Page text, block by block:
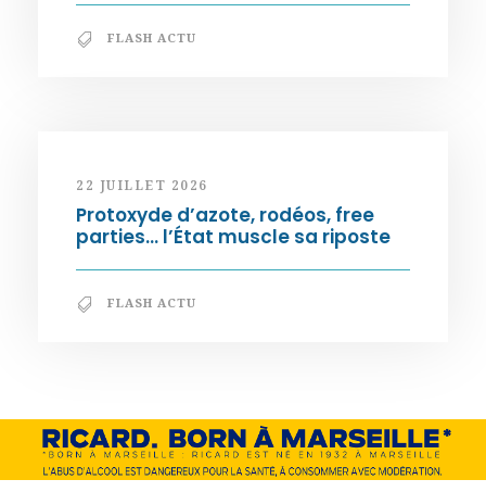
FLASH ACTU
22 JUILLET 2026
Protoxyde d’azote, rodéos, free
parties… l’État muscle sa riposte
FLASH ACTU